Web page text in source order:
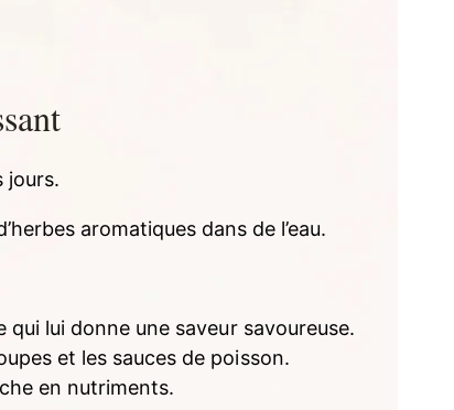
jours.
aromatiques dans de l’eau.
lui donne une saveur savoureuse.
et les sauces de poisson.
en nutriments.